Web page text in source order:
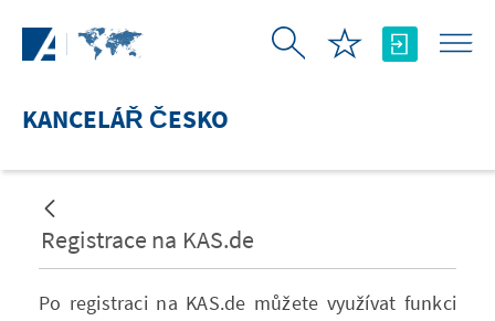
KANCELÁŘ ČESKO
Registrace na KAS.de
Po registraci na KAS.de můžete využívat funkci